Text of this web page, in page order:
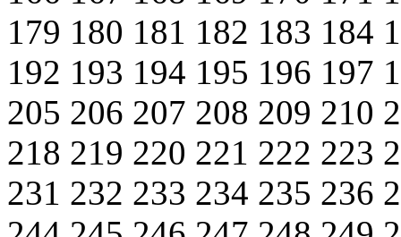
179 180 181 182 183 184
192 193 194 195 196 197
205 206 207 208 209 210
218 219 220 221 222 223
231 232 233 234 235 236